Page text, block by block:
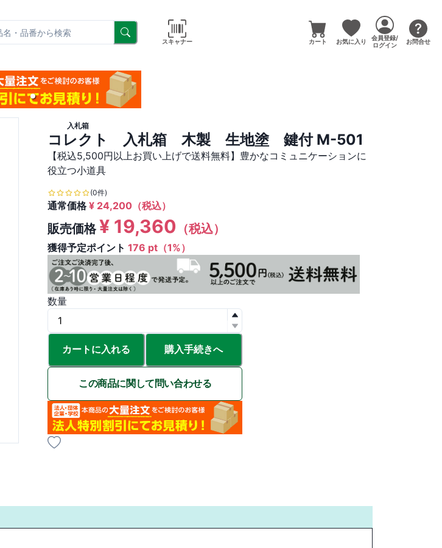
スキャナー カート お気に入り
会員登録/
ログイン
お問合せ
入札箱
コレクト 入札箱 木製 生地塗 鍵付 M-501
【税込5,500円以上お買い上げで送料無料】豊かなコミュニケーションに
役立つ小道具
(0件)
通常価格¥ 24,200 （税込）
販売価格¥ 19,360 （税込）
獲得予定ポイント 176 pt（1%）
数量
カートに入れる 購入手続きへ
この商品に関して問い合わせる